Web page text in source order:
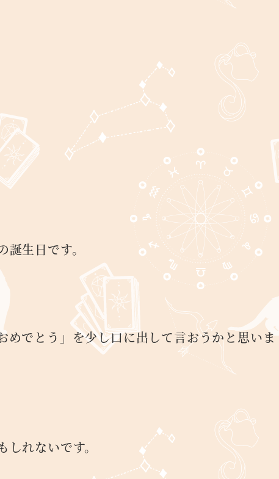
生日です。
めでとう」を少し口に出して言おうかと思いま
れないです。